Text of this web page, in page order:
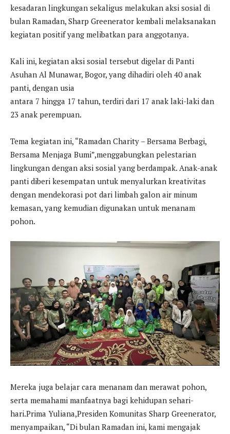
kesadaran lingkungan sekaligus melakukan aksi sosial di
bulan Ramadan, Sharp Greenerator kembali melaksanakan
kegiatan positif yang melibatkan para anggotanya.
Kali ini, kegiatan aksi sosial tersebut digelar di Panti
Asuhan Al Munawar, Bogor, yang dihadiri oleh 40 anak
panti, dengan usia
antara 7 hingga 17 tahun, terdiri dari 17 anak laki-laki dan
23 anak perempuan.
Tema kegiatan ini, “Ramadan Charity – Bersama Berbagi,
Bersama Menjaga Bumi”,menggabungkan pelestarian
lingkungan dengan aksi sosial yang berdampak. Anak-anak
panti diberi kesempatan untuk menyalurkan kreativitas
dengan mendekorasi pot dari limbah galon air minum
kemasan, yang kemudian digunakan untuk menanam
pohon.
Mereka juga belajar cara menanam dan merawat pohon,
serta memahami manfaatnya bagi kehidupan sehari-
hari.Prima Yuliana,Presiden Komunitas Sharp Greenerator,
menyampaikan, “Di bulan Ramadan ini, kami mengajak